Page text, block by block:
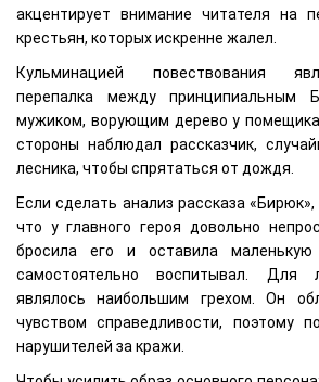
акцентирует внимание читателя на
крестьян, которых искренне жалел.
Кульминацией повествования
перепалка между принципиальным
мужиком, ворующим дерево у
стороны наблюдал рассказчик,
лесника, чтобы спрятаться от дождя.
Если сделать анализ рассказа
что у главного героя довольно
бросила его и оставила
самостоятельно воспитывал. Для
являлось наибольшим грехом. Он
чувством справедливости, поэтому
нарушителей за кражи.